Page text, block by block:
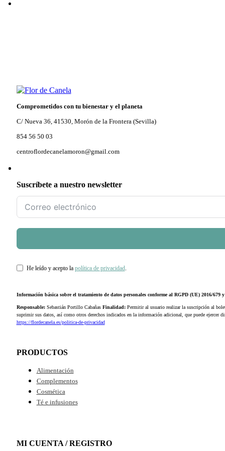
Comprometidos con tu bienestar y el planeta
C/ Nueva 36, 41530, Morón de la Frontera (Sevilla)
854 56 50 03
centroflordecanelamoron@gmail.com
Suscríbete a nuestro newsletter
He leído y acepto la política de privacidad.
Información básica sobre el tratamiento de datos personales conforme al RGPD (UE) 2016/679
Responsable:Sebastián Portillo Cabañas Finalidad:Permitir al usuario realizar la suscripción al
suprimir sus datos, así como otros derechos indicados en la información adicional, que puede
https://flordecanela.es/politica-de-privacidad
PRODUCTOS
Alimentación
Complementos
Cosmética
Té e infusiones
MI CUENTA / REGISTRO